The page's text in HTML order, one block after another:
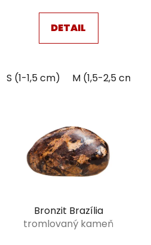
DETAIL
S (1-1,5 cm) M (1,5-2,5 cm)
Bronzit Brazília
tromlovaný kameň